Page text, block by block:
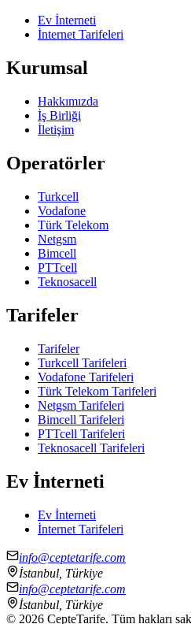
Ev İnterneti
İnternet Tarifeleri
Kurumsal
Hakkımızda
İş Birliği
İletişim
Operatörler
Turkcell
Vodafone
Türk Telekom
Netgsm
Bimcell
PTTcell
Teknosacell
Tarifeler
Tarifeler
Turkcell Tarifeleri
Vodafone Tarifeleri
Türk Telekom Tarifeleri
Netgsm Tarifeleri
Bimcell Tarifeleri
PTTcell Tarifeleri
Teknosacell Tarifeleri
Ev İnterneti
Ev İnterneti
İnternet Tarifeleri
info@ceptetarife.com
İstanbul, Türkiye
info@ceptetarife.com
İstanbul, Türkiye
© 2026 CepteTarife. Tüm hakları